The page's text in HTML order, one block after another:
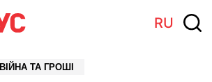
RU
ВІЙНА ТА ГРОШІ